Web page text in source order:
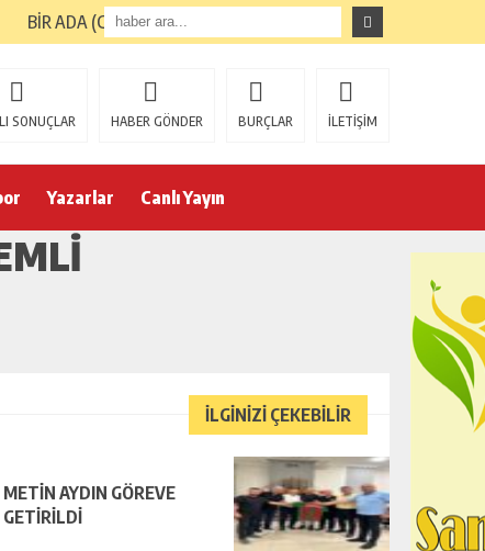
BİR ADA (GİRESUN ADASI) TURUNUN ARDINDAN
SONUÇLAR HABER GÖNDER BURÇLAR İLETİŞİM
Yazarlar Canlı Yayın
İLGİNİZİ ÇEKEBİLİR
METİN AYDIN GÖREVE
GETİRİLDİ